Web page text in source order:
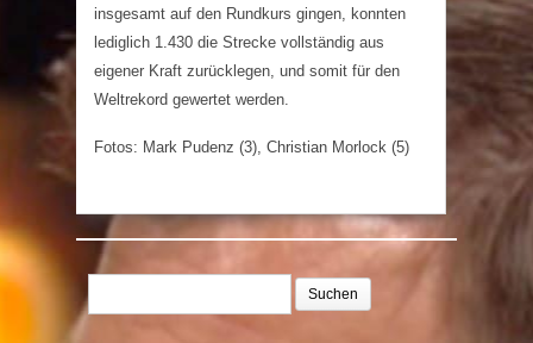
insgesamt auf den Rundkurs gingen, konnten
lediglich 1.430 die Strecke vollständig aus
eigener Kraft zurücklegen, und somit für den
Weltrekord gewertet werden.
Fotos: Mark Pudenz (3), Christian Morlock (5)
Suchen
nach: